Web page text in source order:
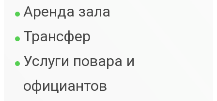
Аренда зала
Трансфер
Услуги повара и
официантов